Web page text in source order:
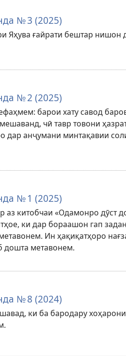
№ 3 (2025)
Яҳува ғайрати бештар нишон
№ 2 (2025)
барои хату савод
чӣ тавр товони
дар анҷумани минтақавии
№ 1 (2025)
китобчаи «Одамонро дӯст
ки дар бораашон гап
Ин ҳақиқатҳоро
дошта метавонем.
№ 8 (2024)
ки ба бародару хоҳарони